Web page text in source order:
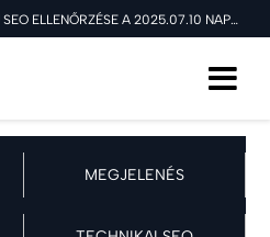
HTTPS://MAGALFEM.HU SEO ELLENŐRZÉSE A 2025.07.10 NAPON
MEGJELENÉS